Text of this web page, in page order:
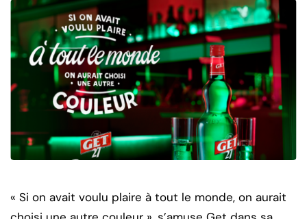
« Si on avait voulu plaire à tout le monde, on aurait